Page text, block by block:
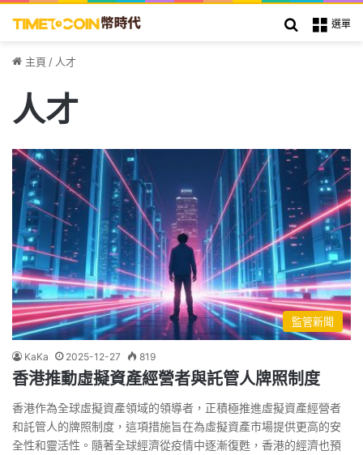
選單
搜索
主頁 / 人才
人才
監管新聞
KaKa 2025-12-27 819
香港推動虛擬資產經營者與託管人牌照制度
香港作為全球虛擬資產領域的領導者，正積極推進虛擬資產經營者
和託管人的牌照制度，這項措施旨在為虛擬資產市場提供更高的安
全性和靈活性。隨著全球經濟從疫情中逐漸復甦，香港的經濟也預